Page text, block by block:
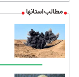
مطالب استانها